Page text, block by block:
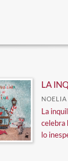
LA
La
celebra
lo